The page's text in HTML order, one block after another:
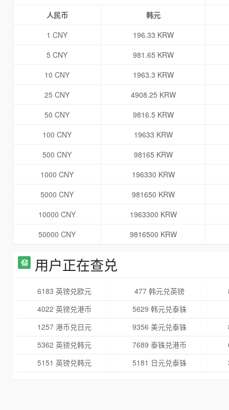
人民币
韩元
1 CNY
196.33 KRW
5 CNY
981.65 KRW
10 CNY
1963.3 KRW
25 CNY
4908.25 KRW
50 CNY
9816.5 KRW
100 CNY
19633 KRW
500 CNY
98165 KRW
1000 CNY
196330 KRW
5000 CNY
981650 KRW
10000 CNY
1963300 KRW
50000 CNY
9816500 KRW
用户正在查兑
6183 英镑兑欧元 477 韩元兑英镑
4022 英镑兑港币
5629 韩元兑泰铢
1257 港币兑日元
9356 美元兑泰铢
5362 英镑兑韩元
7689 泰铢兑港币
5151 英镑兑韩元
5181 日元兑泰铢